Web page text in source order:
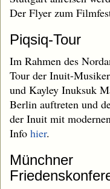
Der Flyer zum
Piqsiq-Tour
Im Rahmen des
Tour der Inuit-
und Kayley Inuksuk
Berlin auftreten und
der Inuit mit
Info hier.
Münchner